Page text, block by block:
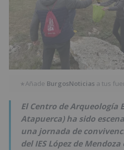
★Añade BurgosNoticias a tus
El Centro de Arqueología
Atapuerca) ha sido
una jornada de
del IES López de